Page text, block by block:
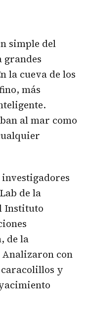
simple del
grandes
la cueva de los
más
al mar como
de la
Instituto
de la
con
y